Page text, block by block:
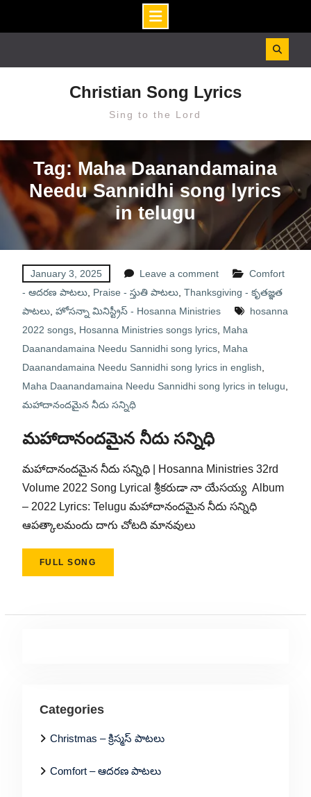
Christian Song Lyrics
Sing to the Lord
Tag: Maha Daanandamaina
Needu Sannidhi song lyrics
in telugu
January 3, 2025 Leave a comment
Comfort
- ఆదరణ పాటలు, Praise - స్తుతి పాటలు, Thanksgiving - కృతజ్ఞత
పాటలు, హోసన్నా మినిస్ట్రీస్ - Hosanna Ministries
hosanna
2022 songs, Hosanna Ministries songs lyrics, Maha
Daanandamaina Needu Sannidhi song lyrics, Maha
Daanandamaina Needu Sannidhi song lyrics in english
Maha Daanandamaina Needu Sannidhi song lyrics in telugu
మహాదానందమైన నీదు సన్నిధి
మహాదానందమైన నీదు సన్నిధి
మహాదానందమైన నీదు సన్నిధి | Hosanna Ministries 32rd
Volume 2022 Song Lyrical శ్రీకరుడా నా యేసయ్య Album
– 2022 Lyrics: Telugu మహాదానందమైన నీదు సన్నిధి
ఆపత్కాలమందు దాగు చోటది మానవులు
FULL SONG
Categories
Christmas – క్రిస్మస్ పాటలు
Comfort – ఆదరణ పాటలు